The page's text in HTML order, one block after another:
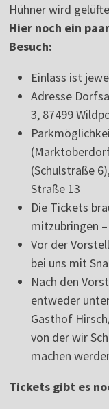
Hühner wird
Hier noch ein
Besuch:
Einlass ist
Adresse
3, 87499
(Schulstraße
Straße 13
Die Tickets
mitzubringen
Vor der
bei uns mit
Nach den
entweder
Gasthof
von der wir
machen
Tickets gibt es